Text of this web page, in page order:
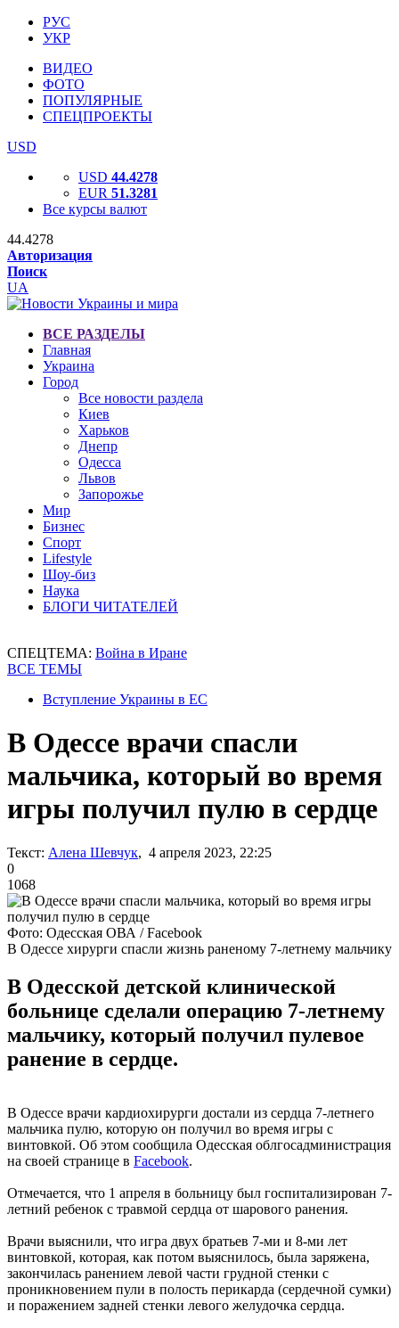
РУС
УКР
ВИДЕО
ФОТО
ПОПУЛЯРНЫЕ
СПЕЦПРОЕКТЫ
USD
USD 44.4278
EUR 51.3281
Все курсы валют
44.4278
Авторизация
Поиск
UA
ВСЕ РАЗДЕЛЫ
Главная
Украина
Город
Все новости раздела
Киев
Харьков
Днепр
Одесса
Львов
Запорожье
Мир
Бизнес
Спорт
Lifestyle
Шоу-биз
Наука
БЛОГИ ЧИТАТЕЛЕЙ
СПЕЦТЕМА: Война в Иране
ВСЕ ТЕМЫ
Вступление Украины в ЕС
В Одессе врачи спасли
мальчика, который во время
игры получил пулю в сердце
Текст: Алена Шевчук, 4 апреля 2023, 22:25
0
1068
Фото: Одесская ОВА / Facebook
В Одессе хирурги спасли жизнь раненому 7-летнему мальчику
В Одесской детской клинической
больнице сделали операцию 7-летнему
мальчику, который получил пулевое
ранение в сердце.
В Одессе врачи кардиохирурги достали из сердца 7-летнего
мальчика пулю, которую он получил во время игры с
винтовкой. Об этом сообщила Одесская облгосадминистрация
на своей странице в Facebook.
Отмечается, что 1 апреля в больницу был госпитализирован 7-
летний ребенок с травмой сердца от шарового ранения.
Врачи выяснили, что игра двух братьев 7-ми и 8-ми лет
винтовкой, которая, как потом выяснилось, была заряжена,
закончилась ранением левой части грудной стенки с
проникновением пули в полость перикарда (сердечной сумки)
и поражением задней стенки левого желудочка сердца.